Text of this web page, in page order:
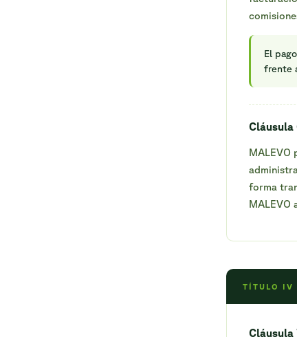
El
frente
MALEVO
forma
MALEVO
TÍTULO IV